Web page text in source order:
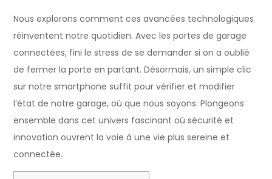
Nous explorons comment ces avancées technologiques
réinventent notre quotidien. Avec les portes de garage
connectées, fini le stress de se demander si on a oublié
de fermer la porte en partant. Désormais, un simple clic
sur notre smartphone suffit pour vérifier et modifier
l’état de notre garage, où que nous soyons. Plongeons
ensemble dans cet univers fascinant où sécurité et
innovation ouvrent la voie à une vie plus sereine et
connectée.